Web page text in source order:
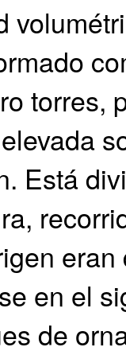
torres,
Está
en el
de